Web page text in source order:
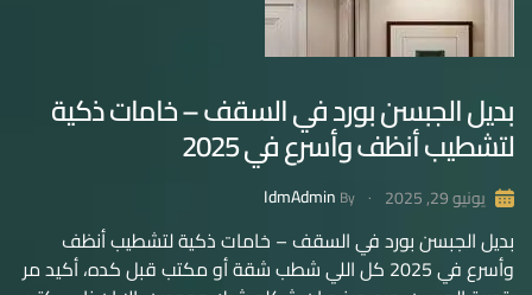
بديل الجبسن بورد في السقف – خامات ذكية
لتشطيب أنظف وأسرع في 2025
يونيو 29, 2025 By
IdmAdmin
بديل الجبسن بورد في السقف – خامات ذكية لتشطيب أنظف
وأسرع في 2025 كل اللي شطب شقة أو مكتب قبل كده، أكيد مر